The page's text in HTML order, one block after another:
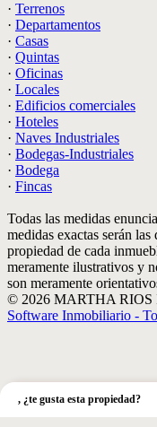
, ¿te gusta esta propiedad?
· Terrenos
· Departamentos
· Casas
· Quintas
· Oficinas
· Locales
· Edificios comerciales
· Hoteles
· Naves Industriales
· Bodegas-Industriales
· Bodega
· Fincas
Todas las medidas
medidas exactas serán
propiedad de cada
meramente ilustrativos y
son meramente
© 2026 MARTHA
Software Inmobiliario -